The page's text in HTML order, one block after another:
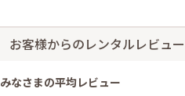
お客様からのレンタルレビュー
みなさまの平均レビュー